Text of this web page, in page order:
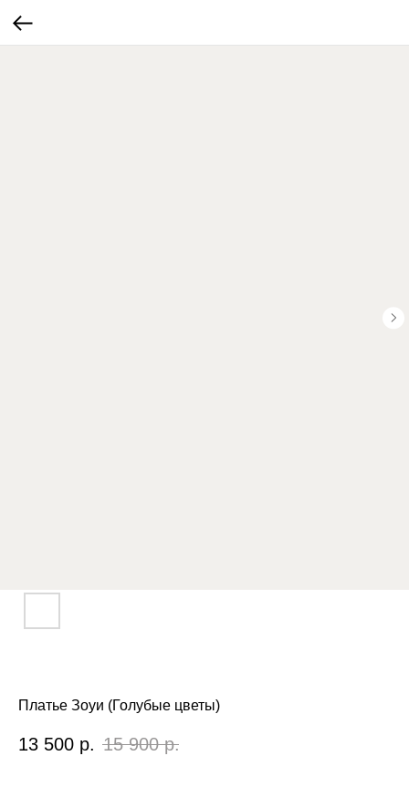
Платье Зоуи (Голубые цветы)
13 500 р. 15 900 р.